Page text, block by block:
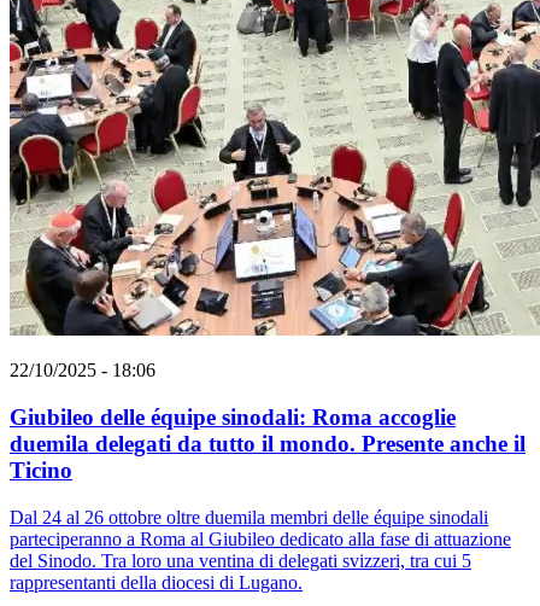
22/10/2025 - 18:06
Giubileo delle équipe sinodali: Roma accoglie
duemila delegati da tutto il mondo. Presente anche il
Ticino
Dal 24 al 26 ottobre oltre duemila membri delle équipe sinodali
parteciperanno a Roma al Giubileo dedicato alla fase di attuazione
del Sinodo. Tra loro una ventina di delegati svizzeri, tra cui 5
rappresentanti della diocesi di Lugano.